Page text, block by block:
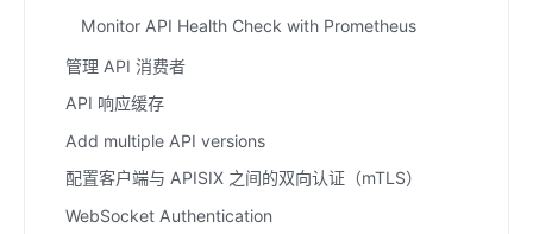
Monitor API Health Check with Prometheus
管理 API 消费者
API 响应缓存
Add multiple API versions
配置客户端与 APISIX 之间的双向认证（mTLS）
WebSocket Authentication